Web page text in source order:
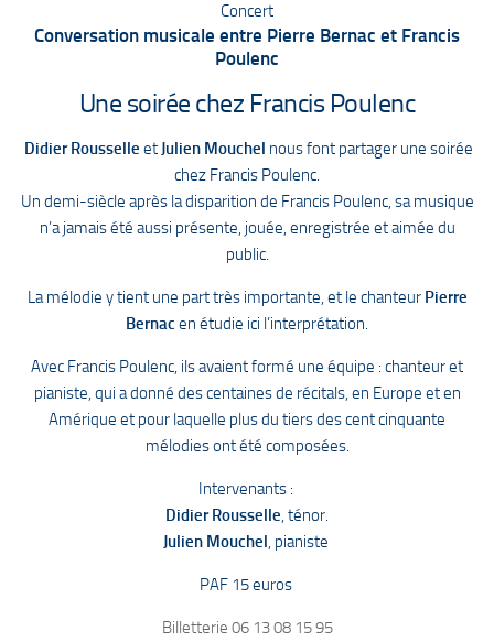
Concert
Conversation musicale entre Pierre Bernac et Francis
Poulenc
Une soirée chez Francis Poulenc
Didier Rousselle et Julien Mouchel nous font partager une soirée
chez Francis Poulenc.
Un demi-siècle après la disparition de Francis Poulenc, sa musique
n’a jamais été aussi présente, jouée, enregistrée et aimée du
public.
La mélodie y tient une part très importante, et le chanteurPierre
Bernac en étudie ici l’interprétation.
Avec Francis Poulenc, ils avaient formé une équipe : chanteur et
pianiste, qui a donné des centaines de récitals, en Europe et en
Amérique et pour laquelle plus du tiers des cent cinquante
mélodies ont été composées.
Intervenants :
Didier Rousselle, ténor.
Julien Mouchel, pianiste
PAF 15 euros
Billetterie 06 13 08 15 95